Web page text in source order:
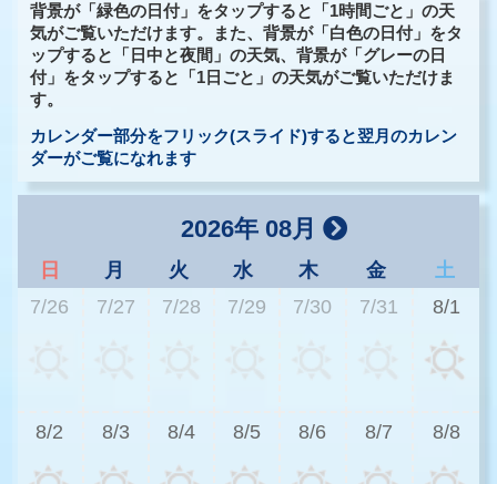
背景が「緑色の日付」をタップすると「1時間ごと」の天
気がご覧いただけます。また、背景が「白色の日付」をタ
ップすると「日中と夜間」の天気、背景が「グレーの日
付」をタップすると「1日ごと」の天気がご覧いただけま
す。
カレンダー部分をフリック(スライド)すると翌月のカレン
ダーがご覧になれます
2026年 08月
日 月 火 水 木 金
土
7/26
7/27 7/28 7/29 7/30 7/31 8/1
8/2 8/3 8/4 8/5 8/6 8/7 8/8